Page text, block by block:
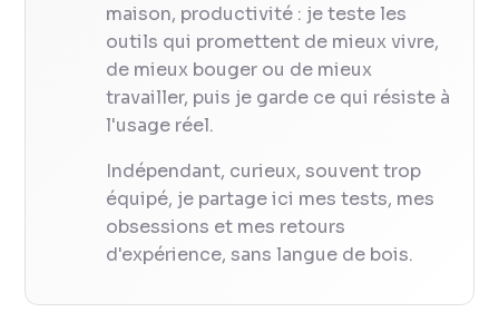
maison, productivité : je teste les
outils qui promettent de mieux vivre,
de mieux bouger ou de mieux
travailler, puis je garde ce qui résiste à
l'usage réel.
Indépendant, curieux, souvent trop
équipé, je partage ici mes tests, mes
obsessions et mes retours
d'expérience, sans langue de bois.